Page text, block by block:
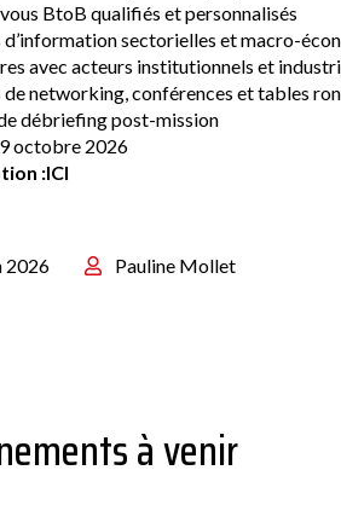
BtoB qualifiés et personnalisés
d’information sectorielles et macro-
avec acteurs institutionnels et
de networking, conférences et tables
débriefing post-mission
octobre 2026
:ICI
2026 Pauline Mollet
à venir